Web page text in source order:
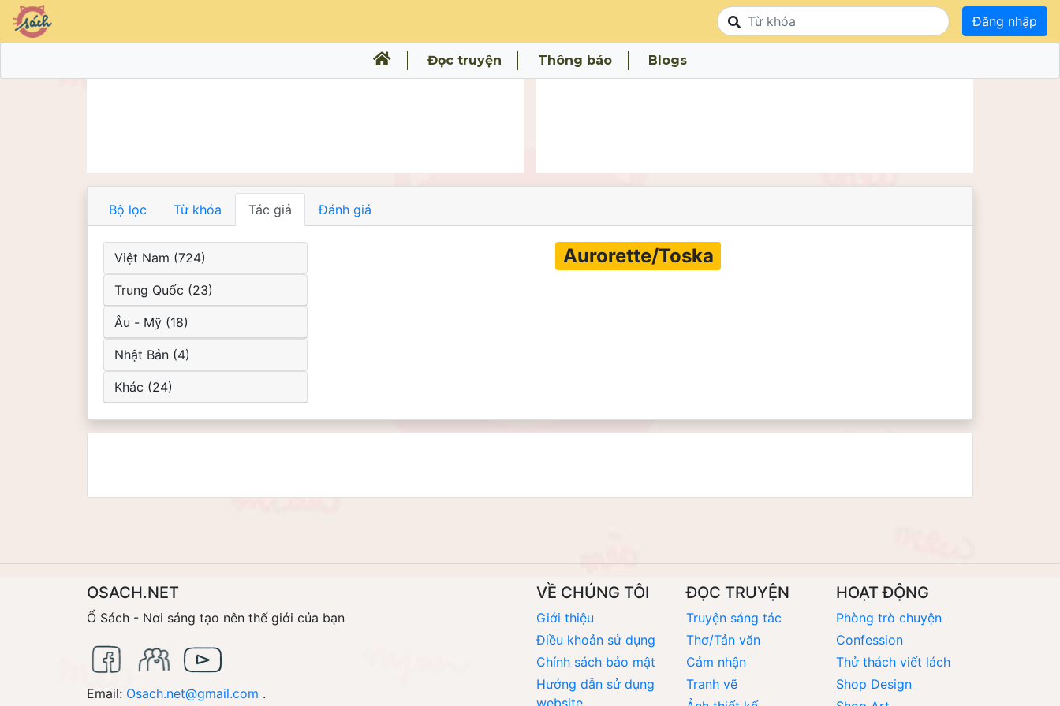
Đăng nhập
Đọc truyện Thông báo Blogs
Bộ lọc Từ khóa Tác giả Đánh giá
Việt Nam (724)
Trung Quốc (23)
Âu - Mỹ (18)
Nhật Bản (4)
Khác (24)
Aurorette/Toska
OSACH.NET
Ổ Sách - Nơi sáng tạo nên thế giới của bạn
Email: Osach.net@gmail.com .
VỀ CHÚNG TÔI
Giới thiệu
Điều khoản sử dụng
Chính sách bảo mật
Hướng dẫn sử dụng
website
ĐỌC TRUYỆN
Truyện sáng tác
Thơ/Tản văn
Cảm nhận
Tranh vẽ
HOẠT ĐỘNG
Phòng trò chuyện
Confession
Thử thách viết lách
Shop Design